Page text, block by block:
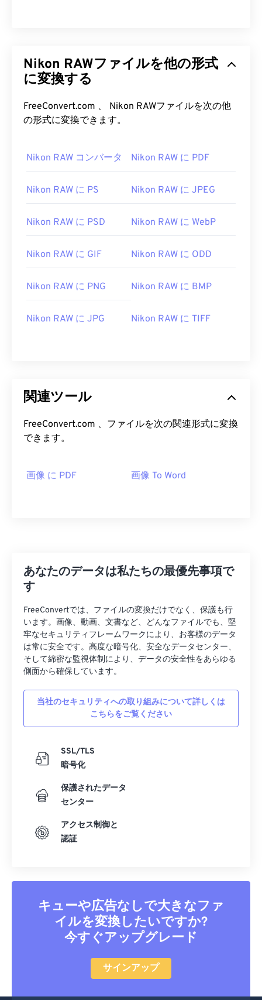
Nikon RAWファイルを他の形式
に変換する
FreeConvert.com 、 Nikon RAWファイルを次の他
の形式に変換できます。
Nikon RAW コンバータ Nikon RAW に PDF
Nikon RAW に PS Nikon RAW に JPEG
Nikon RAW に PSD Nikon RAW に WebP
Nikon RAW に GIF Nikon RAW に ODD
Nikon RAW に PNG Nikon RAW に BMP
Nikon RAW に JPG Nikon RAW に TIFF
関連ツール
FreeConvert.com 、ファイルを次の関連形式に変換
できます。
画像 に PDF 画像 To Word
あなたのデータは私たちの最優先事項で
す
FreeConvertでは、ファイルの変換だけでなく、保護も行
います。画像、動画、文書など、どんなファイルでも、堅
牢なセキュリティフレームワークにより、お客様のデータ
は常に安全です。高度な暗号化、安全なデータセンター、
そして綿密な監視体制により、データの安全性をあらゆる
側面から確保しています。
当社のセキュリティへの取り組みについて詳しくは
こちらをご覧ください
SSL/TLS
暗号化
保護されたデータ
センター
アクセス制御と
認証
キューや広告なしで大きなファ
イルを変換したいですか?
今すぐアップグレード
サインアップ